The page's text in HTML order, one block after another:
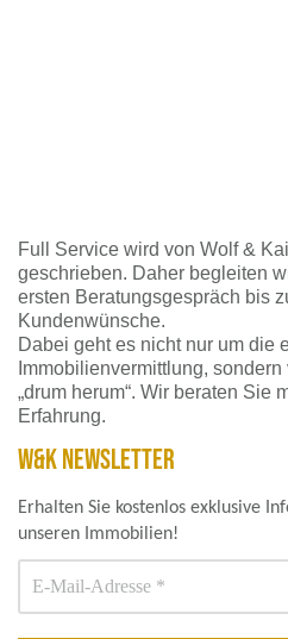
Full Service wird von Wolf &
geschrieben. Daher begleiten
ersten Beratungsgespräch bis
Kundenwünsche.
Dabei geht es nicht nur um die
Immobilienvermittlung,
„drum herum“. Wir beraten Sie
Erfahrung.
W&K NEWSLETTER
Erhalten Sie kostenlos exklusive
unseren Immobilien!